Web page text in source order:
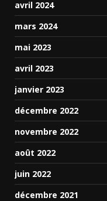
avril 2024
mars 2024
mai 2023
avril 2023
janvier 2023
décembre 2022
novembre 2022
août 2022
juin 2022
décembre 2021